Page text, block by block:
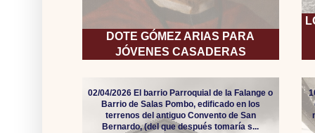
DOTE GÓMEZ ARIAS PARA
JÓVENES CASADERAS
02/04/2026 El barrio Parroquial de la Falange o
Barrio de Salas Pombo, edificado en los
terrenos del antiguo Convento de San
Bernardo, (del que después tomaría s...